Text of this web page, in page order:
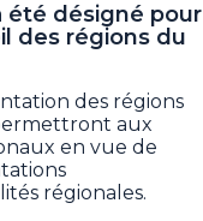
été désigné pour
des régions du
des régions
aux
en vue de
régionales.